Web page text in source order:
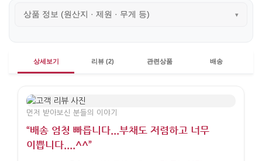
상품 정보 (원산지 · 제원 · 무게 등) ▾
상세보기 리뷰 (2) 관련상품 배송
먼저 받아보신 분들의 이야기
“배송 엄청 빠릅니다...부채도 저렴하고 너무
이쁩니다....^^”